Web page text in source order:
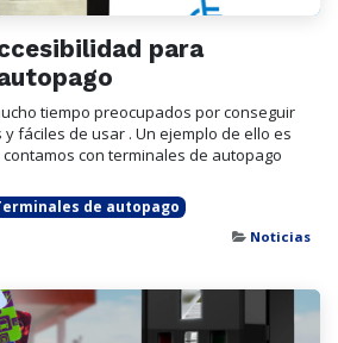
para
tiempo preocupados por conseguir
fáciles de usar . Un ejemplo de ello es
con terminales de autopago
de autopago
Noticias